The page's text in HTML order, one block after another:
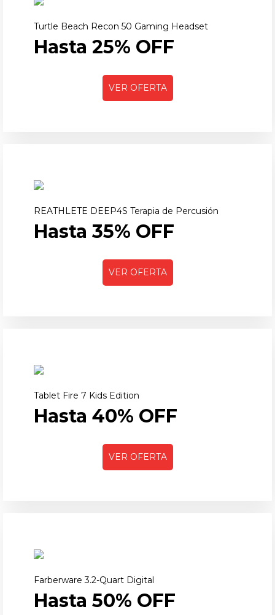
Turtle Beach Recon 50 Gaming Headset
Hasta 25% OFF
VER OFERTA
REATHLETE DEEP4S Terapia de Percusión
Hasta 35% OFF
VER OFERTA
Tablet Fire 7 Kids Edition
Hasta 40% OFF
VER OFERTA
Farberware 3.2-Quart Digital
Hasta 50% OFF